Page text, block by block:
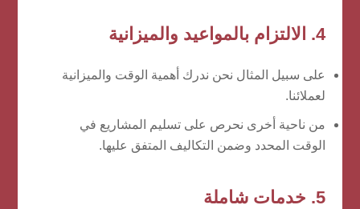
4. الالتزام بالمواعيد والميزانية
على سبيل المثال نحن ندرك أهمية الوقت والميزانية
لعملائنا.
من ناحية أخرى نحرص على تسليم المشاريع في
الوقت المحدد وضمن التكاليف المتفق عليها.
5. خدمات شاملة